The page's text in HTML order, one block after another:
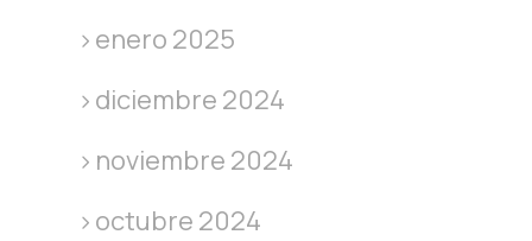
enero 2025
diciembre 2024
noviembre 2024
octubre 2024